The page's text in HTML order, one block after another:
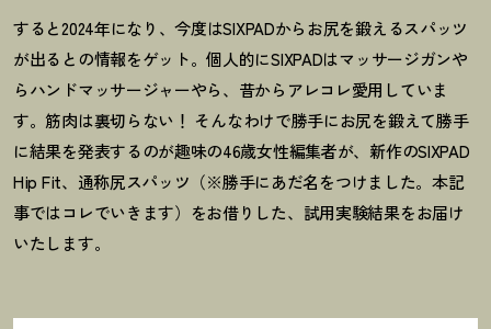
すると2024年になり、今度はSIXPADからお尻を鍛えるスパッツ
が出るとの情報をゲット。個人的にSIXPADはマッサージガンや
らハンドマッサージャーやら、昔からアレコレ愛用していま
す。筋肉は裏切らない ！ そんなわけで勝手にお尻を鍛えて勝手
に結果を発表するのが趣味の46歳女性編集者が、新作のSIXPAD
Hip Fit、通称尻スパッツ（※勝手にあだ名をつけました。本記
事ではコレでいきます）をお借りした、試用実験結果をお届け
いたします。